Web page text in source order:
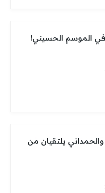
في الموسم الحسيني!
يلتقيان من